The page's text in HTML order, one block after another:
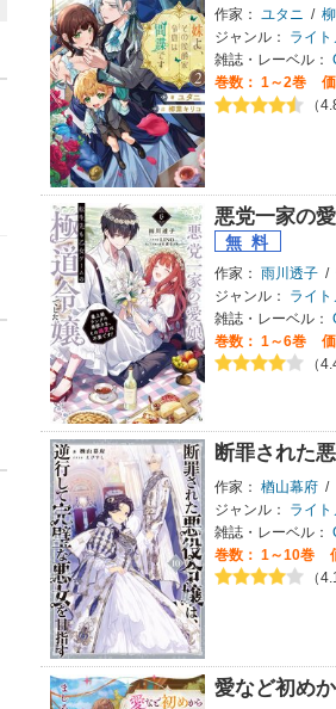
作家： ユタニ /
ジャンル：
ライト
雑誌・レーベル：
巻数： 1～2巻
（
悪党一家の
作家： 雨川透子 /
ジャンル：
ライト
雑誌・レーベル：
巻数： 1～6巻
（
断罪された
作家： 楢山幕府 /
ジャンル：
ライト
雑誌・レーベル：
巻数： 1～10巻
（
愛など初め